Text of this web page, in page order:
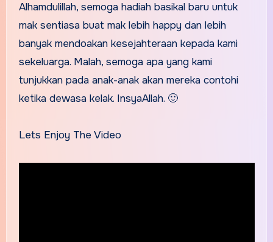
Alhamdulillah, semoga hadiah basikal baru untuk
mak sentiasa buat mak lebih happy dan lebih
banyak mendoakan kesejahteraan kepada kami
sekeluarga. Malah, semoga apa yang kami
tunjukkan pada anak-anak akan mereka contohi
ketika dewasa kelak. InsyaAllah. 🙂
Lets Enjoy The Video